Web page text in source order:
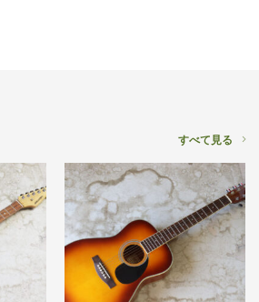
すべて見る